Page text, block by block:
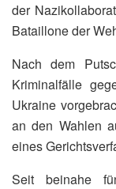
der
Bataillone der
Nach dem
Kriminalfälle
Ukraine
an den Wahlen
eines
Seit beinahe